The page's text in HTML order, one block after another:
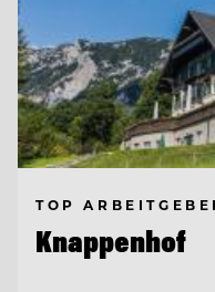
TOP
Knappenhof